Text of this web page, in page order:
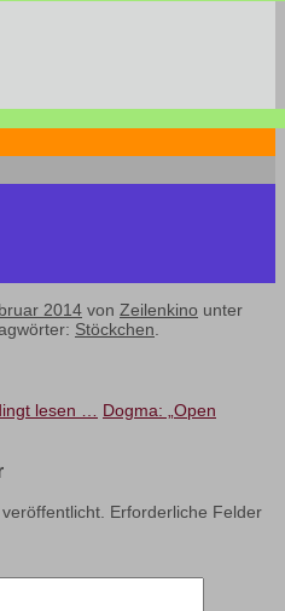
2014 von Zeilenkino unter
Stöckchen
lesen … Dogma: „Open
Erforderliche Felder